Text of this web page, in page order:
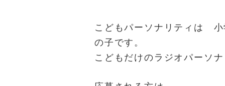
こどもパーソナリティは
の子です。
こどもだけのラジオパーソ